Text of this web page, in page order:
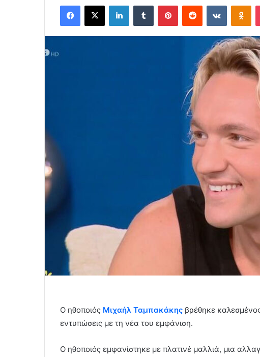
email
Facebook
X LinkedInTumblr PinterestReddit VKontakte
Ο ηθοποιός Μιχαήλ Ταμπακάκης βρέθηκε
εντυπώσεις με τη νέα του εμφάνιση.
Ο ηθοποιός εμφανίστηκε με πλατινέ μαλλιά, μια